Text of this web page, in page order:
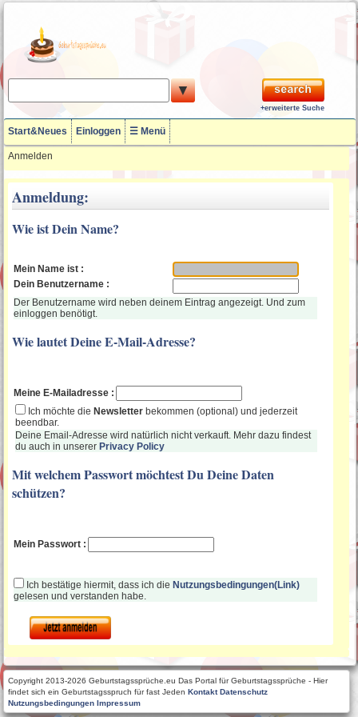
▼
+erweiterte Suche
Start&Neues Einloggen ☰ Menü
Anmelden
Anmeldung:
Wie ist Dein Name?
Mein Name ist :
Dein Benutzername :
Der Benutzername wird neben deinem Eintrag angezeigt. Und zum
einloggen benötigt.
Wie lautet Deine E-Mail-Adresse?
Meine E-Mailadresse :
Ich möchte die Newsletter bekommen (optional) und jederzeit
beendbar.
Deine Email-Adresse wird natürlich nicht verkauft. Mehr dazu findest
du auch in unserer Privacy Policy
Mit welchem Passwort möchtest Du Deine Daten
schützen?
Mein Passwort :
Ich bestätige hiermit, dass ich die Nutzungsbedingungen(Link)
gelesen und verstanden habe.
Copyright 2013-2026 Geburtstagssprüche.eu Das Portal für Geburtstagssprüche - Hier
findet sich ein Geburtstagsspruch für fast JedenKontakt Datenschutz
Nutzungsbedingungen Impressum